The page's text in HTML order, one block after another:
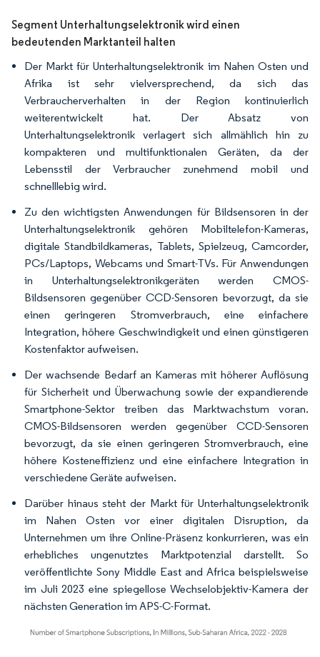
Segment Unterhaltungselektronik wird einen
bedeutenden Marktanteil halten
Der Markt für Unterhaltungselektronik im Nahen Osten und
Afrika ist sehr vielversprechend, da sich das
Verbraucherverhalten in der Region kontinuierlich
weiterentwickelt hat. Der Absatz von
Unterhaltungselektronik verlagert sich allmählich hin zu
kompakteren und multifunktionalen Geräten, da der
Lebensstil der Verbraucher zunehmend mobil und
schnelllebig wird.
Zu den wichtigsten Anwendungen für Bildsensoren in der
Unterhaltungselektronik gehören Mobiltelefon-Kameras,
digitale Standbildkameras, Tablets, Spielzeug, Camcorder,
PCs/Laptops, Webcams und Smart-TVs. Für Anwendungen
in Unterhaltungselektronikgeräten werden CMOS-
Bildsensoren gegenüber CCD-Sensoren bevorzugt, da sie
einen geringeren Stromverbrauch, eine einfachere
Integration, höhere Geschwindigkeit und einen günstigeren
Kostenfaktor aufweisen.
Der wachsende Bedarf an Kameras mit höherer Auflösung
für Sicherheit und Überwachung sowie der expandierende
Smartphone-Sektor treiben das Marktwachstum voran.
CMOS-Bildsensoren werden gegenüber CCD-Sensoren
bevorzugt, da sie einen geringeren Stromverbrauch, eine
höhere Kosteneffizienz und eine einfachere Integration in
verschiedene Geräte aufweisen.
Darüber hinaus steht der Markt für Unterhaltungselektronik
im Nahen Osten vor einer digitalen Disruption, da
Unternehmen um ihre Online-Präsenz konkurrieren, was ein
erhebliches ungenutztes Marktpotenzial darstellt. So
veröffentlichte Sony Middle East and Africa beispielsweise
im Juli 2023 eine spiegellose Wechselobjektiv-Kamera der
nächsten Generation im APS-C-Format.